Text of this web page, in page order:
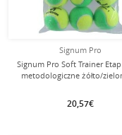
Signum Pro
Signum Pro Soft Trainer Etap
metodologiczne żółto/
20,57€